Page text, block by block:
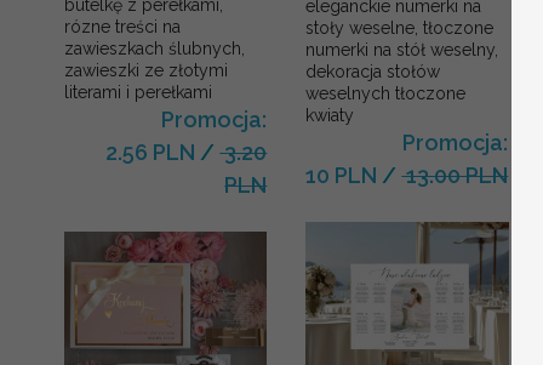
butelkę z perełkami,
rózne treści na
zawieszkach ślubnych,
zawieszki ze złotymi
literami i perełkami
Promocja:
2.56 PLN /3.20
PLN
eleganckie numerki na
stoły weselne, tłoczone
numerki na stół weselny,
dekoracja stołów
weselnych tłoczone
kwiaty
Promocja:
10 PLN /13.00 PLN